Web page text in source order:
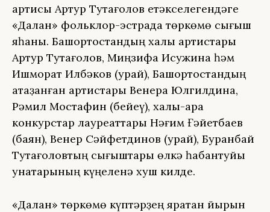
артисы Артур Туҡтағолов етәкселегендәге
«Далан» фольклор-эстрада төркөмө сығыш
яһаны. Башҡортостандың халыҡ артистары
Артур Туҡтағолов, Миңзифа Исҡужина һәм
Ишморат Илбәков (ҡурай), Башҡортостандың
атҡаҙанған артистары Венера Юлгилдина,
Рәмил Мостафин (бейеү), халыҡ-ара
конкурстар лауреаттары Нәғим Ғәйетбаев
(баян), Венер Сәйфетдинов (ҡурай), Буранбай
Туҡтағоловтың сығыштары өлкә һабантуйы
ҡунаҡтарының күңеленә хуш килде.
«Далан» төркөмө күптәрҙең яратҡан йырын